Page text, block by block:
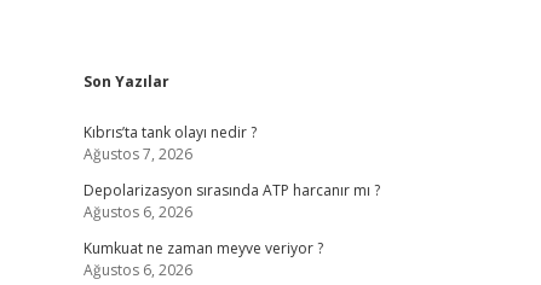
Sidebar
Son Yazılar
Kıbrıs’ta tank olayı nedir ?
Ağustos 7, 2026
Depolarizasyon sırasında ATP harcanır mı ?
Ağustos 6, 2026
Kumkuat ne zaman meyve veriyor ?
Ağustos 6, 2026